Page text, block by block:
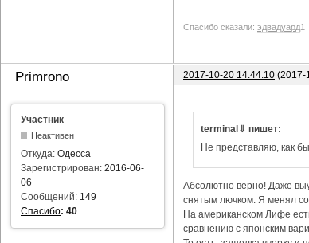
Спасибо сказали: эдвадуард1
Primrono 2017-10-20 14:44:10 (2017-
Участник
Неактивен
Откуда: Одесса
Зарегистрирован: 2016-06-
06
Сообщений: 149
Спасибо: 40
terminal⇓ пишет:
Не представляю, как
Абсолютно верно! Даже
снятым лючком. Я менял
На американском Лифе
сравнению с японским